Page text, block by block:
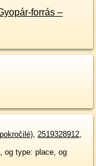
forrás –
, 2519328912,
og type: place, og